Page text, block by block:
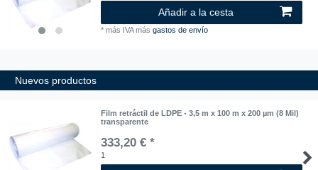
Añadir a la cesta
*más IVAmásgastos de envío
Nuevos productos
Film retráctil de LDPE - 3,5 m x 100 m x 200 µm (8 Mil)
transparente
333,20 € *
1